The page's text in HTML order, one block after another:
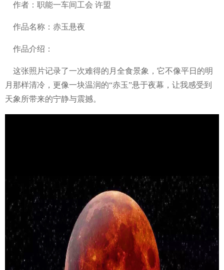
作者：职能一车间工会 许盟
作品名称：赤玉悬夜
作品介绍：
这张照片记录了一次难得的月全食景象，它不像平日的明
月那样清冷，更像一块温润的“赤玉”悬于夜幕，让我感受到
天象所带来的宁静与震撼。